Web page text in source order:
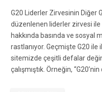
G20 Liderler Zirvesinin Diğer
düzenlenen liderler zirvesi
hakkında basında ve sosyal
rastlanıyor. Geçmişte G20 ile
sitemizde çeşitli defalar
çalışmıştık. Örneğin,